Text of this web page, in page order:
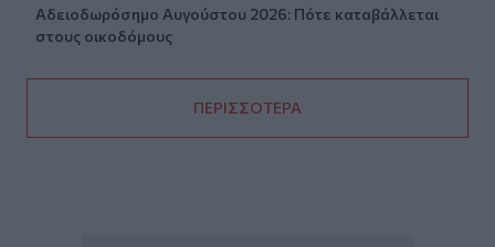
Αδειοδωρόσημο Αυγούστου 2026: Πότε καταβάλλεται
στους οικοδόμους
ΠΕΡΙΣΣΟΤΕΡΑ